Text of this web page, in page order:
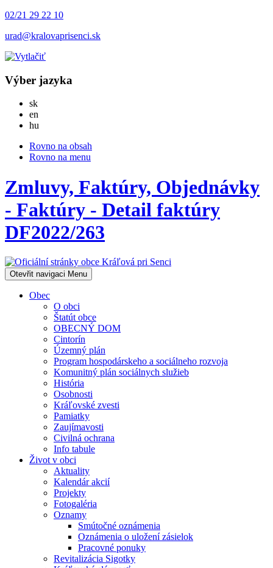
02/21 29 22 10
urad@kralovaprisenci.sk
Výber jazyka
skSlovensky
en
hu
Rovno na obsah
Rovno na menu
Zmluvy, Faktúry, Objednávky
- Faktúry - Detail faktúry
DF2022/263
Otevřit navigaci Menu
Obec
O obci
Štatút obce
OBECNÝ DOM
Cintorín
Územný plán
Program hospodárskeho a sociálneho rozvoja
Komunitný plán sociálnych služieb
História
Osobnosti
Kráľovské zvesti
Pamiatky
Zaujímavosti
Civilná ochrana
Info tabule
Život v obci
Aktuality
Kalendár akcií
Projekty
Fotogaléria
Oznamy
Smútočné oznámenia
Oznámenia o uložení zásielok
Pracovné ponuky
Revitalizácia Sigotky